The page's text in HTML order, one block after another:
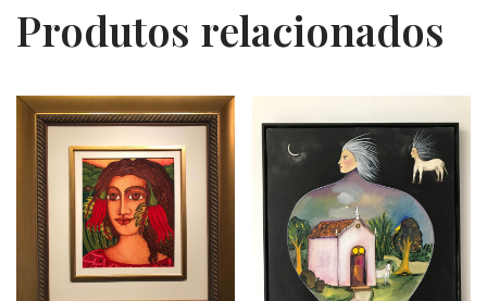
Produtos relacionados